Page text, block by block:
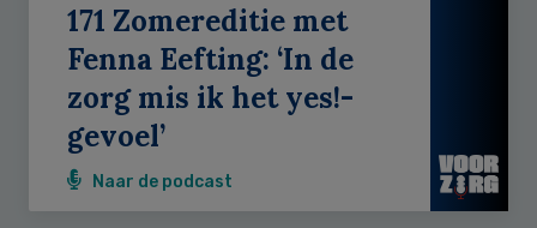
171 Zomereditie met
Fenna Eefting: ‘In de
zorg mis ik het yes!-
gevoel’
Naar de podcast